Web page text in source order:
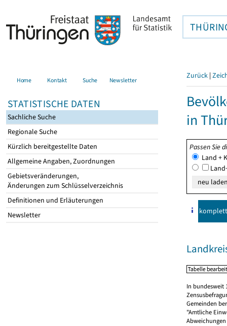
Home Kontakt Suche Newsletter
STATISTISCHE DATEN
Sachliche Suche
Regionale Suche
Kürzlich bereitgestellte Daten
Allgemeine Angaben, Zuordnungen
Gebietsveränderungen,
Änderungen zum Schlüsselverzeichnis
Definitionen und Erläuterungen
Newsletter
Zurück |
in
Passen Sie
Land +
komplett
In bundesweit
Gemeinden
"Amtliche